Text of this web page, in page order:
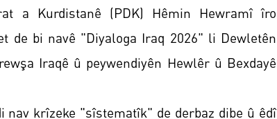
a Kurdistanê (PDK) Hêmin Hewramî îro
de bi navê "Diyaloga Iraq 2026" li Dewletên
Iraqê û peywendiyên Hewlêr û Bexdayê
krîzeke "sîstematîk" de derbaz dibe û êdî